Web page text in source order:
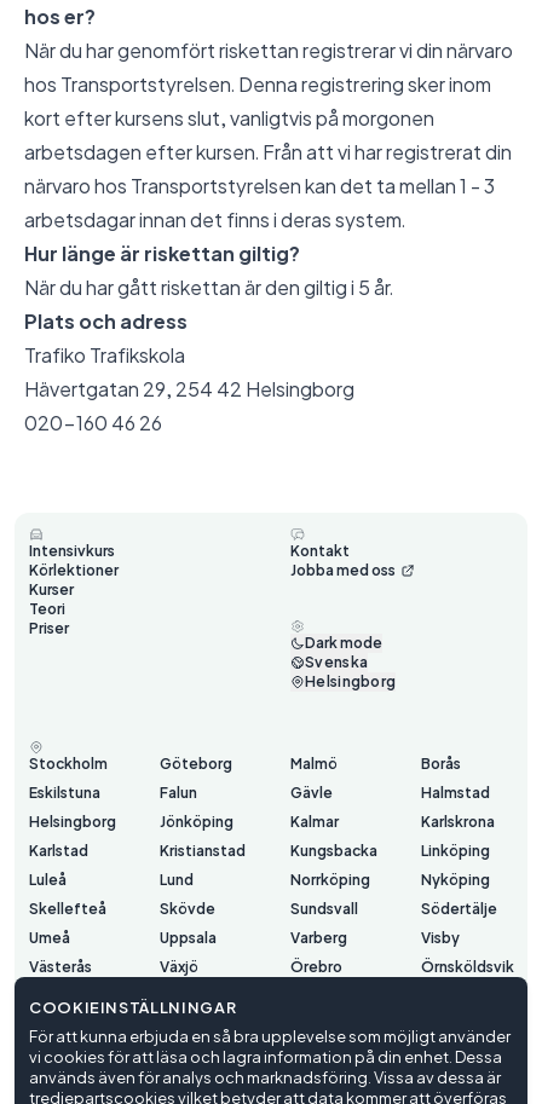
hos er?
När du har genomfört riskettan registrerar vi din närvaro
hos Transportstyrelsen. Denna registrering sker inom
kort efter kursens slut, vanligtvis på morgonen
arbetsdagen efter kursen. Från att vi har registrerat din
närvaro hos Transportstyrelsen kan det ta mellan 1 - 3
arbetsdagar innan det finns i deras system.
Hur länge är riskettan giltig?
När du har gått riskettan är den giltig i 5 år.
Plats och adress
Trafiko Trafikskola
Hävertgatan 29, 254 42 Helsingborg
020-160 46 26
Intensivkurs
Körlektioner
Kurser
Teori
Priser
Kontakt
Jobba med oss
Dark mode
Svenska
Helsingborg
Stockholm Göteborg Malmö
Borås
Eskilstuna
Falun Gävle
Halmstad
Helsingborg
Jönköping Kalmar
Karlskrona
Karlstad
Kristianstad Kungsbacka
Linköping
Luleå
Lund Norrköping
Nyköping
Skellefteå
Skövde Sundsvall
Södertälje
Umeå
Uppsala Varberg
Visby
Västerås
Växjö Örebro
Örnsköldsvik
Användarvillkor
Integritetspolicy
COOKIEINSTÄLLNINGAR
För att kunna erbjuda en så bra upplevelse som möjligt använder
vi cookies för att läsa och lagra information på din enhet. Dessa
används även för analys och marknadsföring. Vissa av dessa är
tredjepartscookies vilket betyder att data kommer att överföras